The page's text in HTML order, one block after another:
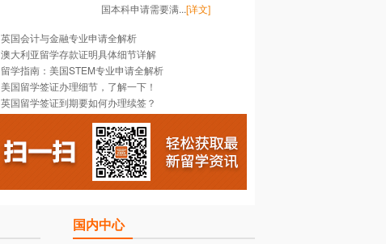
国本科申请需要满...[详文]
英国会计与金融专业申请全解析
澳大利亚留学存款证明具体细节详解
留学指南：美国STEM专业申请全解析
美国留学签证办理细节，了解一下！
英国留学签证到期要如何办理续签？
国内中心